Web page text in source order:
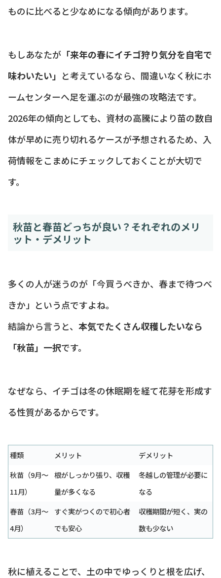
ものに比べると少なめになる傾向があります。
もしあなたが 「来年の春にイチゴ狩り気分を自宅で
味わいたい」 と考えているなら、間違いなく秋にホ
ームセンターへ足を運ぶのが最強の攻略法です。
2026年の傾向としても、資材の高騰により苗の数自
体が早めに売り切れるケースが予想されるため、入
荷情報をこまめにチェックしておくことが大切で
す。
秋苗と春苗どっちが良い？それぞれのメリ
ット・デメリット
多くの人が迷うのが「今買うべきか、春まで待つべ
きか」という点ですよね。
結論から言うと、 本気でたくさん収穫したいなら
「秋苗」一択です。
なぜなら、イチゴは冬の休眠期を経て花芽を形成す
る性質があるからです。
種類 メリット
デメリット
秋苗（9月〜
11月）
根がしっかり張り、収穫
量が多くなる
冬越しの管理が必要に
なる
春苗（3月〜
4月）
すぐ実がつくので初心者
でも安心
収穫期間が短く、実の
数も少ない
秋に植えることで、土の中でゆっくりと根を広げ、